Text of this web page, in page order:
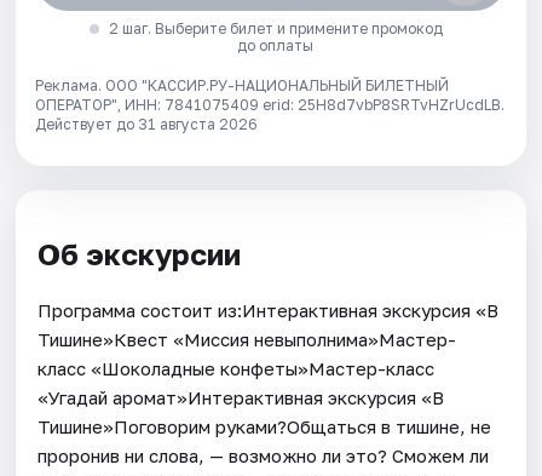
2 шаг. Выберите билет и примените промокод
до оплаты
Реклама. ООО "КАССИР.РУ-НАЦИОНАЛЬНЫЙ БИЛЕТНЫЙ
ОПЕРАТОР", ИНН: 7841075409 erid: 25H8d7vbP8SRTvHZrUcdLB.
Действует до 31 августа 2026
Об экскурсии
Программа состоит из:Интерактивная экскурсия «В
Тишине»Квест «Миссия невыполнима»Мастер-
класс «Шоколадные конфеты»Мастер-класс
«Угадай аромат»Интерактивная экскурсия «В
Тишине»Поговорим руками?Общаться в тишине, не
проронив ни слова, — возможно ли это? Сможем ли